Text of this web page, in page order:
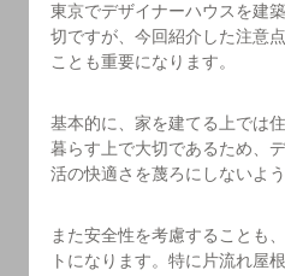
東京でデザイナーハウスを建
切ですが、今回紹介した注意
ことも重要になります。
基本的に、家を建てる上では
暮らす上で大切であるため、
活の快適さを蔑ろにしないよ
また安全性を考慮することも
トになります。特に片流れ屋